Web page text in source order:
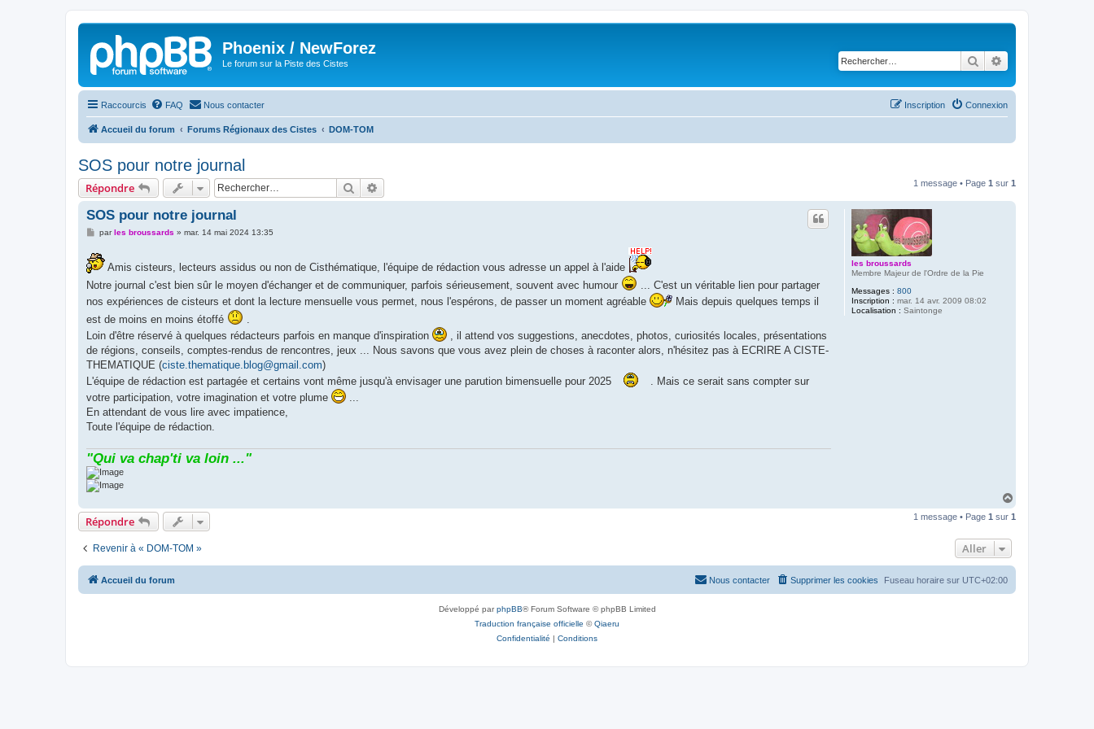
Phoenix / NewForez
Le forum sur la Piste des Cistes Rechercher
Raccourcis FAQ Nous contacter Connexion
Inscription
Accueil du forum Forums Régionaux des Cistes DOM-TOM
SOS pour notre journal
Répondre Rechercher 1 message • Page 1 sur 1
les broussards
Membre Majeur de l'Ordre de la Pie
Messages : 800
Inscription : mar. 14 avr. 2009 08:02
Localisation : Saintonge
SOS pour notre journal
M
s
a
g
e
parles broussards » mar. 14 mai 2024 13:35
Amis cisteurs, lecteurs assidus ou non de Cisthématique, l'équipe de rédaction vous adresse un appel à l'aide
Notre journal c'est bien sûr le moyen d'échanger et de communiquer, parfois sérieusement, souvent avec humour
... C'est un véritable lien pour partager
nos expériences de cisteurs et dont la lecture mensuelle vous permet, nous l'espérons, de passer un moment agréable
Mais depuis quelques temps il
est de moins en moins étoffé
Loin d'être réservé à quelques rédacteurs parfois en manque d'inspiration
, il attend vos suggestions, anecdotes, photos, curiosités locales, présentations
de régions, conseils, comptes-rendus de rencontres, jeux ... Nous savons que vous avez plein de choses à raconter alors, n'hésitez pas à ECRIRE A CISTE-
THEMATIQUE (ciste.thematique.blog@gmail.com)
L'équipe de rédaction est partagée et certains vont même jusqu'à envisager une parution bimensuelle pour 2025
. Mais ce serait sans compter sur
votre participation, votre imagination et votre plume
En attendant de vous lire avec impatience,
Toute l'équipe de rédaction.
"Qui va chap'ti va loin ..."
u
Répondre 1 message • Page 1 sur 1
Revenir à « DOM-TOM » Aller
Accueil du forum Fuseau horaire sur UTC+02:00
Supprimer les cookies
Nous contacter
Développé parphpBB® Forum Software © phpBB Limited
Traduction française officielle ©Qiaeru
Confidentialité
Conditions